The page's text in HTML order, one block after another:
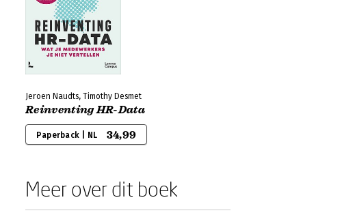
Jeroen Naudts, Timothy Desmet
Reinventing HR-Data
Paperback | NL 34,99
Meer over dit boek